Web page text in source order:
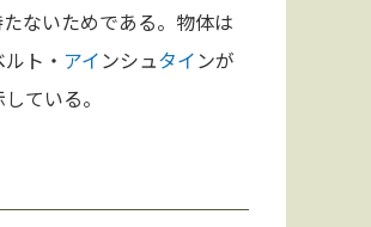
ないためである。物体は
ト・ アイ ンシュタイ ンが
ている。